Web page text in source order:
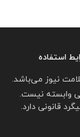
استفاده
نیوز می‌باشد.
وابسته نیست.
قانونی دارد.